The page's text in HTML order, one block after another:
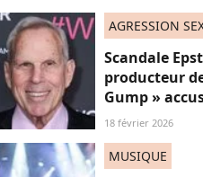
AGRESSION
Scandale
producteur
Gump »
sexuellement
18 février 2026
MUSIQUE